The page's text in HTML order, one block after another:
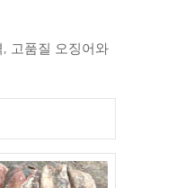
고품질 오징어와